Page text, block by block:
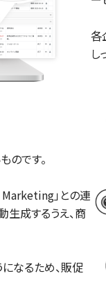
各
し
のです。
Marketing｣との連
生成するうえ、商
なるため、販促